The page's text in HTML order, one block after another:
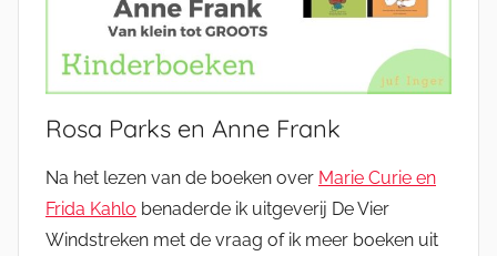
Rosa Parks en Anne Frank
Na het lezen van de boeken over Marie Curie en
Frida Kahlo benaderde ik uitgeverij De Vier
Windstreken met de vraag of ik meer boeken uit